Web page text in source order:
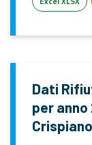
Dati
per anno
Crispiano